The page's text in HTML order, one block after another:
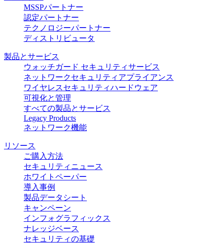
MSSPパートナー
認定パートナー
テクノロジーパートナー
ディストリビュータ
製品とサービス
ウォッチガード セキュリティサービス
ネットワークセキュリティアプライアンス
ワイヤレスセキュリティハードウェア
可視化と管理
すべての製品とサービス
Legacy Products
ネットワーク機能
リソース
ご購入方法
セキュリティニュース
ホワイトペーパー
導入事例
製品データシート
キャンペーン
インフォグラフィックス
ナレッジベース
セキュリティの基礎